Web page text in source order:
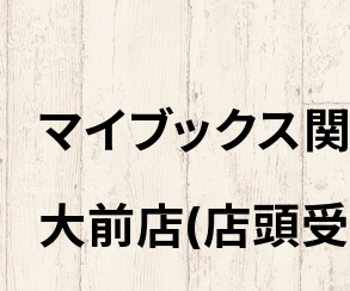
マイブックス関
大前店(店頭受